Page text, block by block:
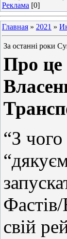
Реклама [0]
Главная » 2021 »
За останні роки
Про це
“З
свій